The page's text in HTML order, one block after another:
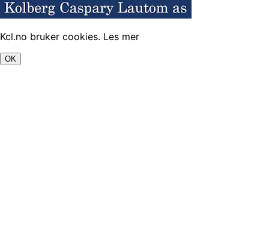
Kcl.no bruker cookies. Les mer
OK